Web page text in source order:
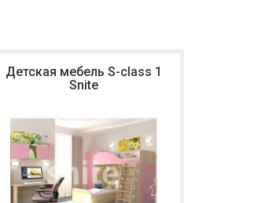
Детская мебель S-class 1
Snite